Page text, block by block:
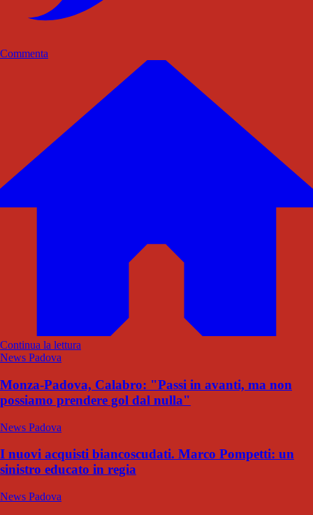
Commenta
Continua la lettura
News Padova
Monza-Padova, Calabro: "Passi in avanti, ma non
possiamo prendere gol dal nulla"
News Padova
I nuovi acquisti biancoscudati. Marco Pompetti: un
sinistro educato in regia
News Padova